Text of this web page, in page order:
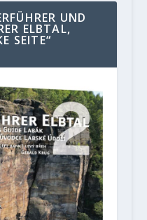
UND
ELBTAL,
SEITE“